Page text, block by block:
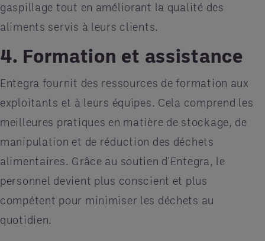
gaspillage tout en améliorant la qualité des
aliments servis à leurs clients.
4. Formation et assistance
Entegra fournit des ressources de formation aux
exploitants et à leurs équipes. Cela comprend les
meilleures pratiques en matière de stockage, de
manipulation et de réduction des déchets
alimentaires. Grâce au soutien d'Entegra, le
personnel devient plus conscient et plus
compétent pour minimiser les déchets au
quotidien.